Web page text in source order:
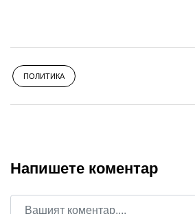
ПОЛИТИКА
Напишете коментар